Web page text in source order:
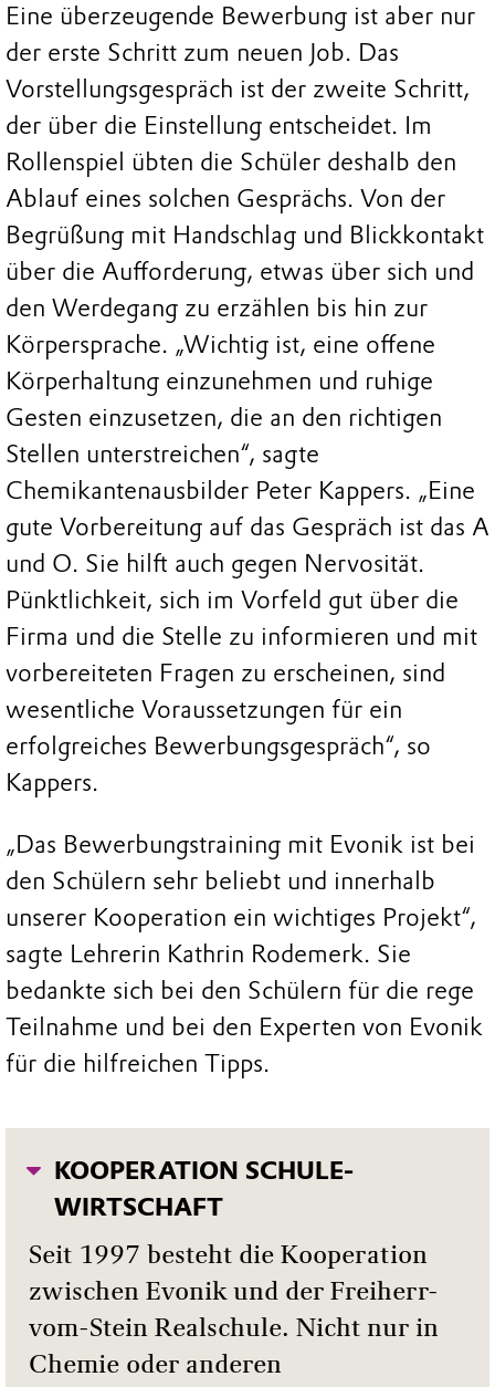
Eine überzeugende Bewerbung ist aber nur
der erste Schritt zum neuen Job. Das
Vorstellungsgespräch ist der zweite Schritt,
der über die Einstellung entscheidet. Im
Rollenspiel übten die Schüler deshalb den
Ablauf eines solchen Gesprächs. Von der
Begrüßung mit Handschlag und Blickkontakt
über die Aufforderung, etwas über sich und
den Werdegang zu erzählen bis hin zur
Körpersprache. „Wichtig ist, eine offene
Körperhaltung einzunehmen und ruhige
Gesten einzusetzen, die an den richtigen
Stellen unterstreichen“, sagte
Chemikantenausbilder Peter Kappers. „Eine
gute Vorbereitung auf das Gespräch ist das A
und O. Sie hilft auch gegen Nervosität.
Pünktlichkeit, sich im Vorfeld gut über die
Firma und die Stelle zu informieren und mit
vorbereiteten Fragen zu erscheinen, sind
wesentliche Voraussetzungen für ein
erfolgreiches Bewerbungsgespräch“, so
Kappers.
„Das Bewerbungstraining mit Evonik ist bei
den Schülern sehr beliebt und innerhalb
unserer Kooperation ein wichtiges Projekt“,
sagte Lehrerin Kathrin Rodemerk. Sie
bedankte sich bei den Schülern für die rege
Teilnahme und bei den Experten von Evonik
für die hilfreichen Tipps.
KOOPERATION SCHULE-
WIRTSCHAFT
Seit 1997 besteht die Kooperation
zwischen Evonik und der Freiherr-
vom-Stein Realschule. Nicht nur in
Chemie oder anderen